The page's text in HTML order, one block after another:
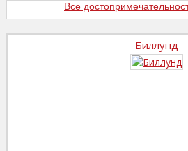
Все
Биллунд